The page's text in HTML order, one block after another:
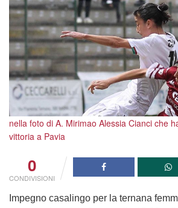
nella foto di A. Mirimao Alessia Cianci che
vittoria a Pavia
0
CONDIVISIONI
Impegno casalingo per la ternana